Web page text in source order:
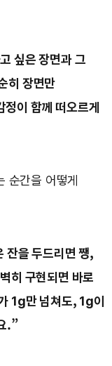
싶은 장면과 그
히 장면만
이 함께 떠오르게
순간을 어떻게
잔을 두드리면 쨍,
히 구현되면 바로
1g만 넘쳐도, 1g이
.”